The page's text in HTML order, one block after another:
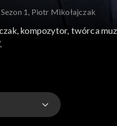
Sezon 1, Piotr Mikołajczak
muzyki do m.in. seriali Telewizji